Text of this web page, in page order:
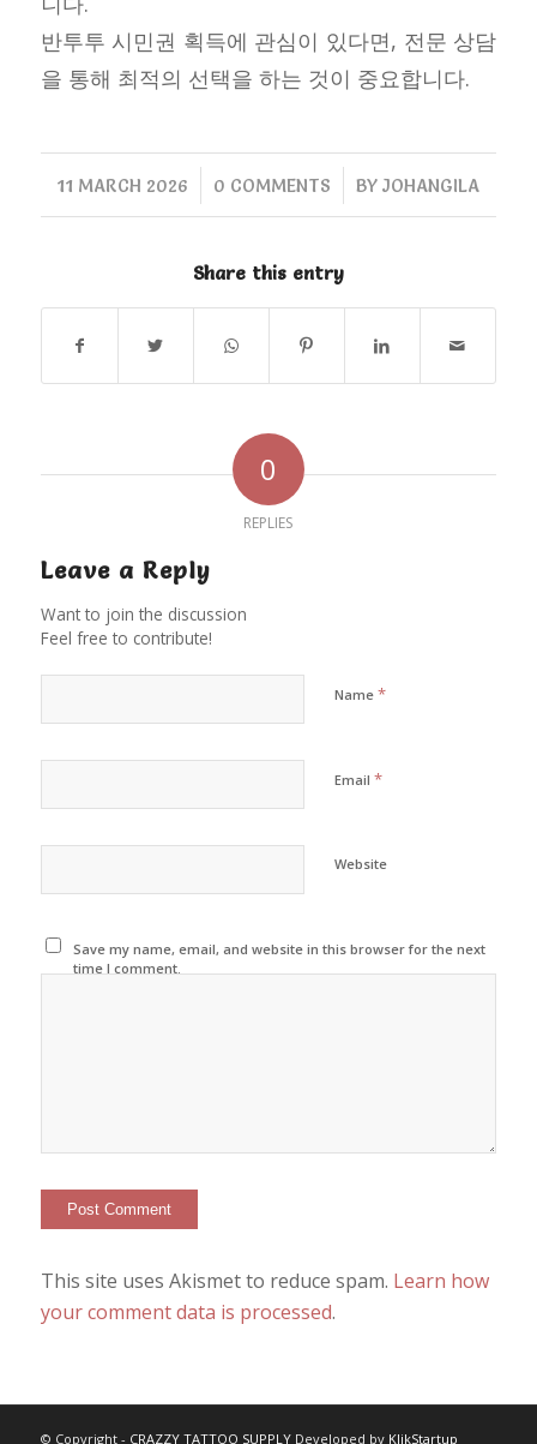
반투투 시민권 획득에 관심이 있다면, 전문 상담
을 통해 최적의 선택을 하는 것이 중요합니다.
11 MARCH 2026
/ 0 COMMENTS
/ BYJOHANGILA
Share this entry
0
REPLIES
Leave a Reply
Want to join the discussion
Feel free to contribute!
Name *
Email *
Website
Save my name, email, and website in this browser for the next
time I comment.
This site uses Akismet to reduce spam. Learn how
your comment data is processed.
© Copyright - CRAZZY TATTOO SUPPLYDeveloped by KlikStartup